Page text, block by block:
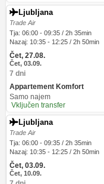
Ljubljana
Trade Air
Tja: 06:00 - 09:35 / 2h 35min
Nazaj: 10:35 - 12:25 / 2h 50min
Čet, 27.08.
Čet, 03.09.
7 dni
Appartement Komfort
Samo najem
Vključen transfer
Ljubljana
Trade Air
Tja: 06:00 - 09:35 / 2h 35min
Nazaj: 10:35 - 12:25 / 2h 50min
Čet, 03.09.
Čet, 10.09.